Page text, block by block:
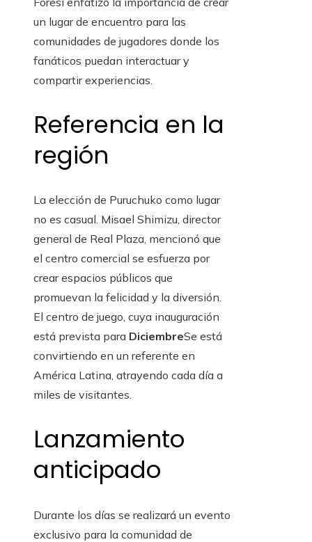
un lugar de encuentro para las
comunidades de jugadores donde los
fanáticos puedan interactuar y
compartir experiencias.
Referencia en la
región
La elección de Puruchuko como lugar
no es casual. Misael Shimizu, director
general de Real Plaza, mencionó que
el centro comercial se esfuerza por
crear espacios públicos que
promuevan la felicidad y la diversión.
El centro de juego, cuya inauguración
está prevista para DiciembreSe está
convirtiendo en un referente en
América Latina, atrayendo cada día a
miles de visitantes.
Lanzamiento
anticipado
Durante los días se realizará un evento
exclusivo para la comunidad de